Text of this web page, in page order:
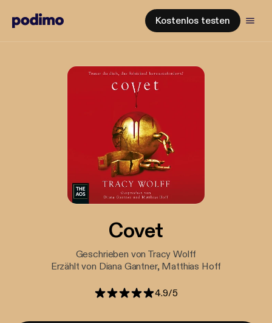
Kostenlos testen
Covet
Geschrieben von Tracy Wolff
Erzählt von Diana Gantner, Matthias Hoff
4.9/5